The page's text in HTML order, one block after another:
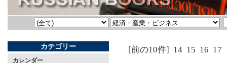
カテゴリー
カレンダー
[前の10件] 14 15 16 17